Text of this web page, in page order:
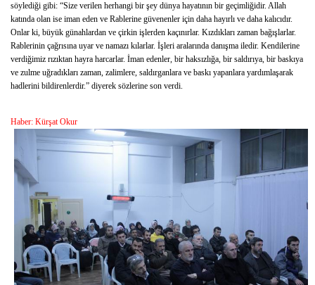
söylediği gibi: “Size verilen herhangi bir şey dünya hayatının bir geçimliğidir. Allah
katında olan ise iman eden ve Rablerine güvenenler için daha hayırlı ve daha kalıcıdır.
Onlar ki, büyük günahlardan ve çirkin işlerden kaçınırlar. Kızdıkları zaman bağışlarlar.
Rablerinin çağrısına uyar ve namazı kılarlar. İşleri aralarında danışma iledir. Kendilerine
verdiğimiz rızıktan hayra harcarlar. İman edenler, bir haksızlığa, bir saldırıya, bir baskıya
ve zulme uğradıkları zaman, zalimlere, saldırganlara ve baskı yapanlara yardımlaşarak
hadlerini bildirenlerdir.” diyerek sözlerine son verdi.
Haber: Kürşat Okur